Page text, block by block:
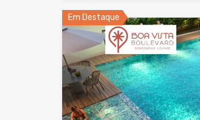
Em Destaque